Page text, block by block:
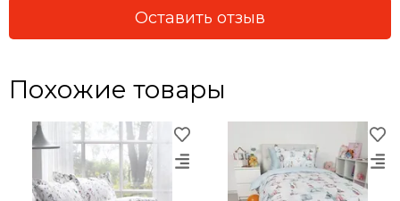
Оставить отзыв
Похожие товары